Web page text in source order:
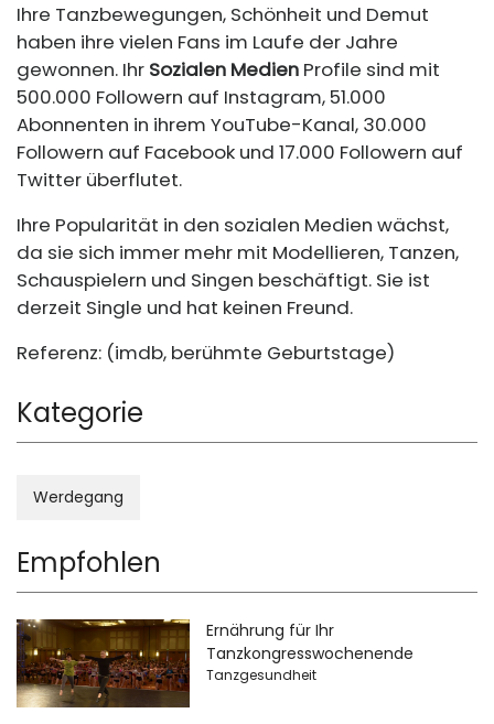
Ihre Tanzbewegungen, Schönheit und Demut
haben ihre vielen Fans im Laufe der Jahre
gewonnen. Ihr Sozialen Medien Profile sind mit
500.000 Followern auf Instagram, 51.000
Abonnenten in ihrem YouTube-Kanal, 30.000
Followern auf Facebook und 17.000 Followern auf
Twitter überflutet.
Ihre Popularität in den sozialen Medien wächst,
da sie sich immer mehr mit Modellieren, Tanzen,
Schauspielern und Singen beschäftigt. Sie ist
derzeit Single und hat keinen Freund.
Referenz: (imdb, berühmte Geburtstage)
Kategorie
Werdegang
Empfohlen
Ernährung für Ihr
Tanzkongresswochenende
Tanzgesundheit